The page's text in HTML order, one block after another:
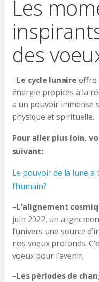
Les
des
–Le cycle lunaire offre
énergie propices à la
a un pouvoir immense
physique et spirituelle.
Pour aller plus loin,
suivant:
Le pouvoir de la lune a
l’humain?
–L’alignement
juin 2022, un
l’univers une source
nos voeux profonds.
voeux pour l’avenir.
–Les périodes de